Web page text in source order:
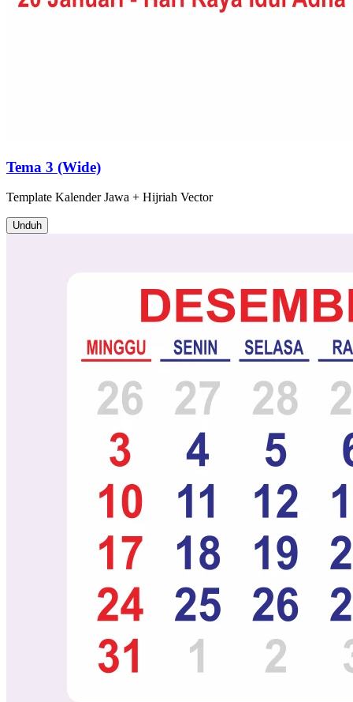
Tema 3 (Wide)
Template Kalender Jawa + Hijriah Vector
Unduh